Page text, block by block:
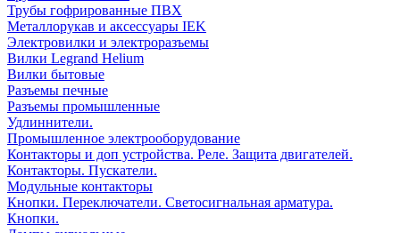
Трубы гофрированные ПВХ
Металлорукав и аксессуары IEK
Электровилки и электроразъемы
Вилки Legrand Helium
Вилки бытовые
Разъемы печные
Разъемы промышленные
Удлиннители.
Промышленное электрооборудование
Контакторы и доп устройства. Реле. Защита двигателей.
Контакторы. Пускатели.
Модульные контакторы
Кнопки. Переключатели. Светосигнальная арматура.
Кнопки.